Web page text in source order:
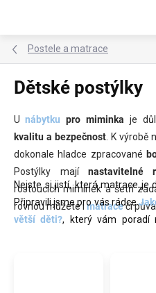
Postele a matrace
Dětské postýlky
U nábytku pro miminka je
kvalitu a bezpečnost . K
dokonale hladce zpracované
Postýlky mají nastavitelné
rostoucích miminek a šetří
rovnou můžete imatraceči
Nejste si jistí, která matrace je
Připravili jsme pro vás rádce
větší děti?, který vám poradí